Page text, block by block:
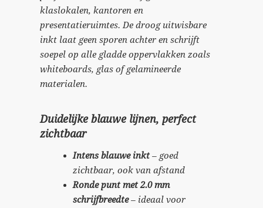
klaslokalen, kantoren en
presentatieruimtes. De droog uitwisbare
inkt laat geen sporen achter en schrijft
soepel op alle gladde oppervlakken zoals
whiteboards, glas of gelamineerde
materialen.
Duidelijke blauwe lijnen, perfect
zichtbaar
Intens blauwe inkt– goed
zichtbaar, ook van afstand
Ronde punt met 2.0 mm
schrijfbreedte– ideaal voor